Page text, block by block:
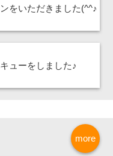
をいただきました(^^♪
ューをしました♪
more